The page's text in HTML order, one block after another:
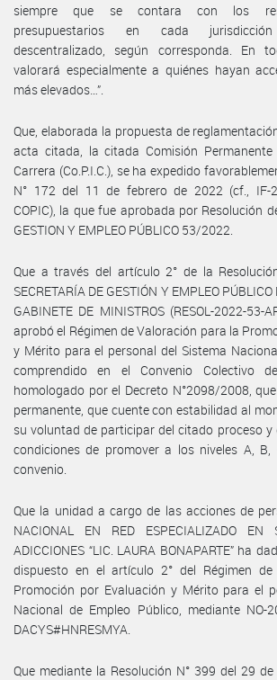
siempre que se contara con los
presupuestarios en cada
descentralizado, según corresponda. En
valorará especialmente a quiénes hayan
más elevados…”.
Que, elaborada la propuesta de
acta citada, la citada Comisión
Carrera (Co.P.I.C.), se ha expedido
N° 172 del 11 de febrero de 2022 (cf., IF-
COPIC), la que fue aprobada por Resolución
GESTION Y EMPLEO PÚBLICO 53/2022.
Que a través del artículo 2° de la
SECRETARÍA DE GESTIÓN Y EMPLEO
GABINETE DE MINISTROS (RESOL-2022-53-
aprobó el Régimen de Valoración para la
y Mérito para el personal del Sistema
comprendido en el Convenio Colectivo
homologado por el Decreto N°2098/2008,
permanente, que cuente con estabilidad al
su voluntad de participar del citado proceso y
condiciones de promover a los niveles A,
convenio.
Que la unidad a cargo de las acciones de
NACIONAL EN RED ESPECIALIZADO EN
ADICCIONES “LIC. LAURA BONAPARTE” ha
dispuesto en el artículo 2° del Régimen
Promoción por Evaluación y Mérito para el
Nacional de Empleo Público, mediante NO-
DACYS#HNRESMYA.
Que mediante la Resolución N° 399 del 29